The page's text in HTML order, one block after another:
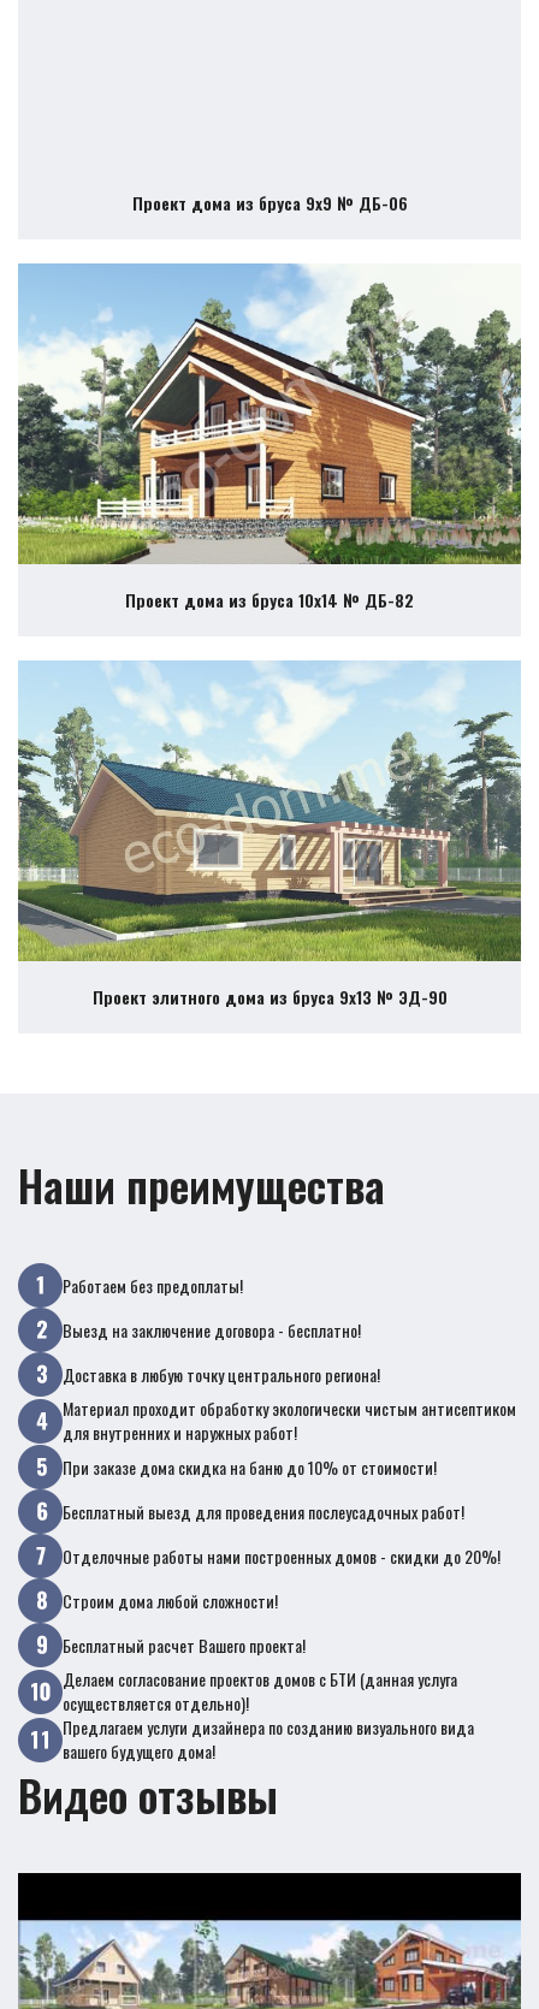
Проект дома из бруса 9х9 № ДБ-06
Проект дома из бруса 10х14 № ДБ-82
Проект элитного дома из бруса 9х13 № ЭД-90
Наши преимущества
Работаем без предоплаты!
Выезд на заключение договора - бесплатно!
Доставка в любую точку центрального региона!
Материал проходит обработку экологически чистым антисептиком
для внутренних и наружных работ!
При заказе дома скидка на баню до 10% от стоимости!
Бесплатный выезд для проведения послеусадочных работ!
Отделочные работы нами построенных домов - скидки до 20%!
Строим дома любой сложности!
Бесплатный расчет Вашего проекта!
Делаем согласование проектов домов с БТИ (данная услуга
осуществляется отдельно)!
Предлагаем услуги дизайнера по созданию визуального вида
вашего будущего дома!
Видео отзывы